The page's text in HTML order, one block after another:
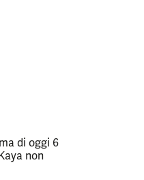
di oggi 6
non